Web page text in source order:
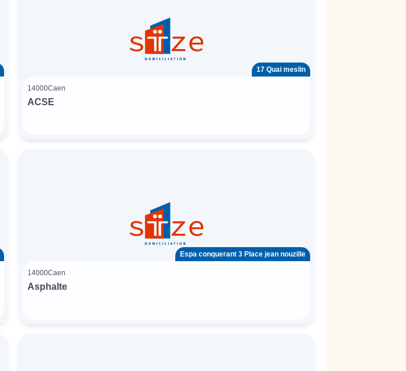
17 Quai meslin
14000Caen
ACSE
Espa conquerant 3 Place jean nouzille
14000Caen
Asphalte